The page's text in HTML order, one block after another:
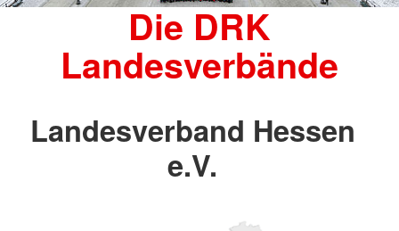
Die DRK
Landesverbände
Landesverband Hessen
e.V.